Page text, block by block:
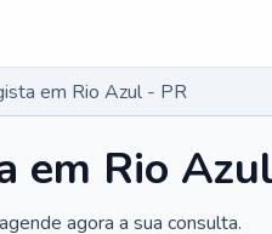
em Rio Azul - PR
em Rio
agora a sua consulta.